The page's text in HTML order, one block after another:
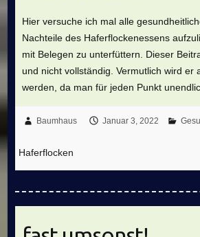
Hier versuche ich mal alle
Nachteile des Haferflockenessens
mit Belegen zu unterfüttern. Dieser
und nicht vollständig. Vermutlich wird er
werden, da man für jeden Punkt
Baumhaus Januar 3, 2022
Haferflocken